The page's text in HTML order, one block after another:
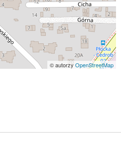
© autorzyOpenStreetMap